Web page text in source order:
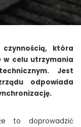
która
w celu utrzymania
Jest
odpowiada
to doprowadzić